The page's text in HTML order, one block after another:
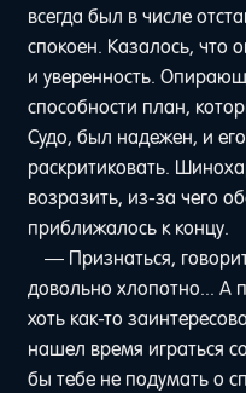
всегда был в числе
спокоен. Казалось, что
и уверенность.
способности план,
Судо, был надежен, и
раскритиковать.
возразить, из-за чего
приближалось к концу.
— Признаться,
довольно хлопотно... А
хоть как-то
нашел время играться
бы тебе не подумать о